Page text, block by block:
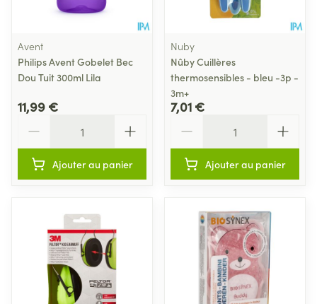
Avent
Philips Avent Gobelet Bec
Dou Tuit 300ml Lila
11,99 €
Ajouter au panier
Nuby
Nûby Cuillères
thermosensibles - bleu -3p -
3m+
7,01 €
Ajouter au panier